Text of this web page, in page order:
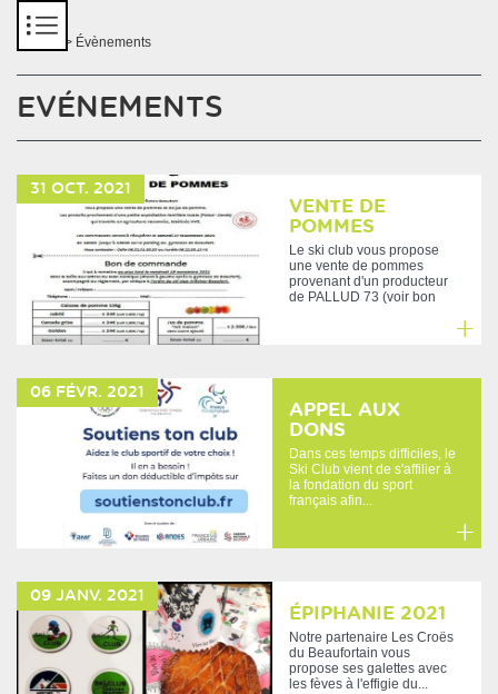
> Évènements
EVÉNEMENTS
31 OCT. 2021
VENTE DE
POMMES
Le ski club vous propose
une vente de pommes
provenant d'un producteur
de PALLUD 73 (voir bon
savoir
06 FÉVR. 2021
APPEL AUX
DONS
Dans ces temps difficiles, le
Ski Club vient de s'affilier à
la fondation du sport
français afin...
09 JANV. 2021
ÉPIPHANIE 2021
Notre partenaire Les Croës
du Beaufortain vous
propose ses galettes avec
les fèves à l'effigie du...